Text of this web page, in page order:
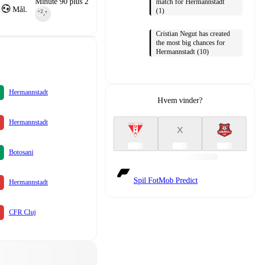
90‎’‎
+2
Mål.
Hermannstadt
Hermannstadt
Botosani
Hermannstadt
CFR Cluj
match for Hermannstadt
(1)
Cristian Negut has created
the most big chances for
Hermannstadt (10)
Hvem vinder?
X
Spil FotMob Predict